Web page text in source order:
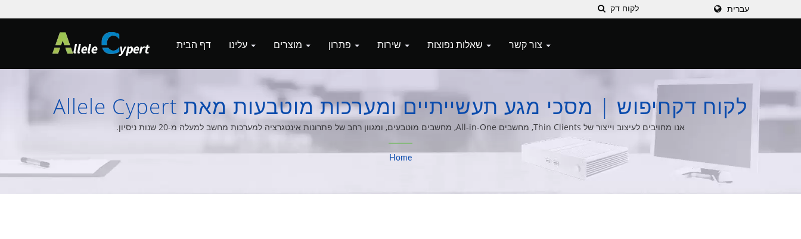
עברית
דף הבית
לקוח דקחיפוש | מסכי מגע תעשייתיים ומערכות מוטבעות מאת Allele Cypert
אנו מחויבים לעיצוב וייצור של Thin Clients, מחשבים All-in-One, מחשבים מוטבעים, ומגוון רחב של פתרונות אינטגרציה למערכות מחשב למעלה מ-20 שנות ניסיון.
Home